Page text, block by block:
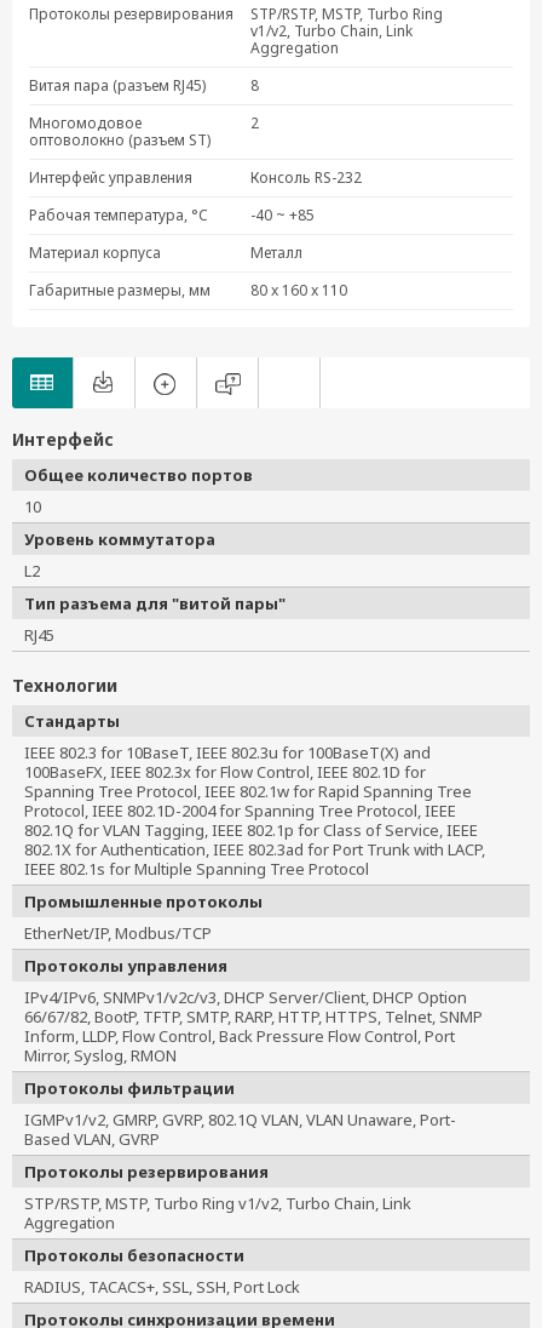
PT-510-SS-LC-48
PT-510-SS-SC-24
PT-510-SS-SC-HV
PT-510-3S-SC-24
PT-510-3S-SC-HV
PT-510-4M-ST-24
PT-510-4M-ST-48
Протоколы резервирования
STP/RSTP, MSTP, Turbo Ring
v1/v2, Turbo Chain, Link
Aggregation
Витая пара (разъем RJ45)
8
Многомодовое
оптоволокно (разъем ST)
2
Интерфейс управления
Консоль RS-232
Рабочая температура, °C
-40 ~ +85
Материал корпуса
Металл
Габаритные размеры, мм
80 x 160 x 110
Интерфейс
Общее количество портов
10
Уровень коммутатора
L2
Тип разъема для "витой пары"
RJ45
Технологии
Стандарты
IEEE 802.3 for 10BaseT, IEEE 802.3u for 100BaseT(X) and
100BaseFX, IEEE 802.3x for Flow Control, IEEE 802.1D for
Spanning Tree Protocol, IEEE 802.1w for Rapid Spanning Tree
Protocol, IEEE 802.1D-2004 for Spanning Tree Protocol, IEEE
802.1Q for VLAN Tagging, IEEE 802.1p for Class of Service, IEEE
802.1X for Authentication, IEEE 802.3ad for Port Trunk with LACP,
IEEE 802.1s for Multiple Spanning Tree Protocol
Промышленные протоколы
EtherNet/IP, Modbus/TCP
Протоколы управления
IPv4/IPv6, SNMPv1/v2c/v3, DHCP Server/Client, DHCP Option
66/67/82, BootP, TFTP, SMTP, RARP, HTTP, HTTPS, Telnet, SNMP
Inform, LLDP, Flow Control, Back Pressure Flow Control, Port
Mirror, Syslog, RMON
Протоколы фильтрации
IGMPv1/v2, GMRP, GVRP, 802.1Q VLAN, VLAN Unaware, Port-
Based VLAN, GVRP
Протоколы резервирования
STP/RSTP, MSTP, Turbo Ring v1/v2, Turbo Chain, Link
Aggregation
Протоколы безопасности
RADIUS, TACACS+, SSL, SSH, Port Lock
Протоколы синхронизации времени